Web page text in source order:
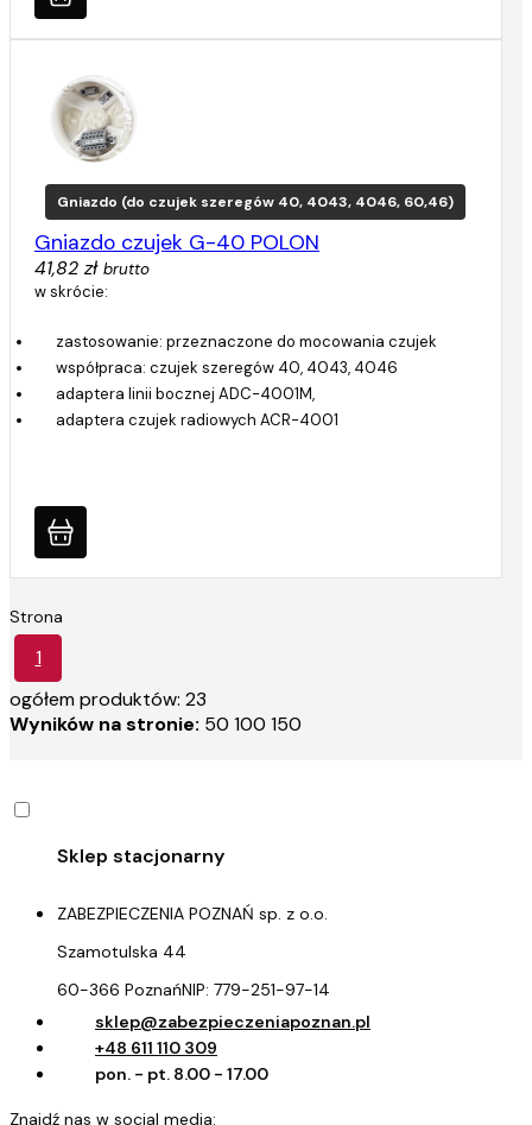
Gniazdo (do czujek szeregów 40, 4043, 4046, 60,46)
Gniazdo czujek G-40 POLON
41,82 zł brutto
w skrócie:
zastosowanie: przeznaczone do mocowania czujek
współpraca: czujek szeregów 40, 4043, 4046
adaptera linii bocznej ADC-4001M,
adaptera czujek radiowych ACR-4001
Strona
1
ogółem produktów: 23
Wyników na stronie: 50 100 150
ZABEZPIECZENIA POZNAŃ sp. z o.o.
Szamotulska 44
60-366 PoznańNIP: 779-251-97-14
sklep@zabezpieczeniapoznan.pl
+48 611 110 309
pon. - pt. 8.00 - 17.00